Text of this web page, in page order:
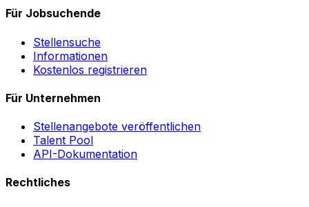
Für Jobsuchende
Stellensuche
Informationen
Kostenlos registrieren
Für Unternehmen
Stellenangebote veröffentlichen
Talent Pool
API-Dokumentation
Rechtliches